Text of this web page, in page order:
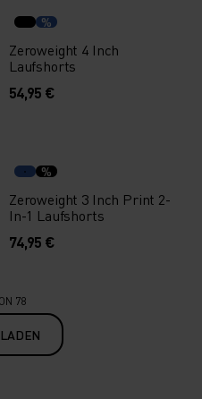
%
Zeroweight 4 Inch
Laufshorts
54,95 €
%
Zeroweight 3 Inch Print 2-
In-1 Laufshorts
74,95 €
78